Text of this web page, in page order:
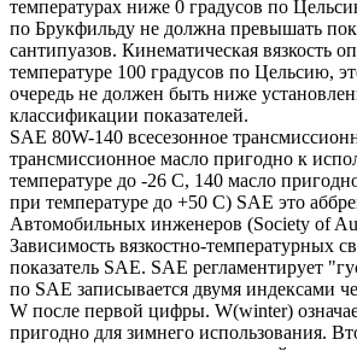
температурах ниже 0 градусов по
по Брукфильду не должна превышать
сантипуазов. Кинематическая вязкость
температуре 100 градусов по Цельсию,
очередь не должен быть ниже
классификации показателей.
SAE 80W-140 всесезонное
трансмиссионное масло пригодно к
температуре до -26 С, 140 масло
при температуре до +50 С) SAE это
Автомобильных инженеров (Society of
Зависимость вязкостно-температурных
показатель SAE. SAE регламентирует
по SAE записывается двумя индексами
W после первой цифры. W(winter)
пригодно для зимнего использования.